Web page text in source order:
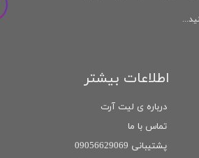
اطلاعات بیشتر
درباره ی لیت آرت
تماس با ما
پشتیبانی 09056629069